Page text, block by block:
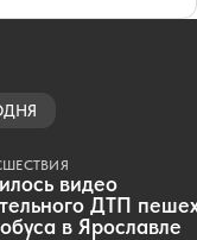
видео
ДТП
в Ярославле